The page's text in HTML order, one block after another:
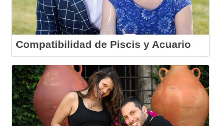
Compatibilidad de Piscis y Acuario